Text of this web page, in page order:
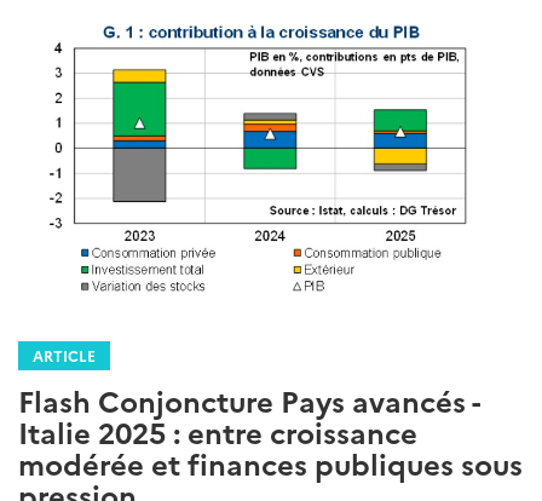
ARTICLE
Flash Conjoncture Pays avancés -
Italie 2025 : entre croissance
modérée et finances publiques sous